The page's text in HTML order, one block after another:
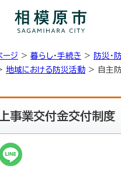
ージ > 暮らし・手続き > 防災・
地域における防災活動 > 自主
事業交付金交付制度